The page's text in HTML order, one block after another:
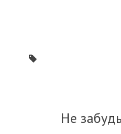
Не